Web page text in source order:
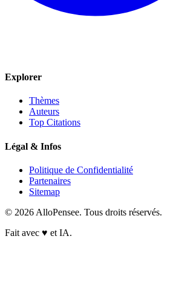
Explorer
Thèmes
Auteurs
Top Citations
Légal & Infos
Politique de Confidentialité
Partenaires
Sitemap
© 2026 AlloPensee. Tous droits réservés.
Fait avec ♥ et IA.